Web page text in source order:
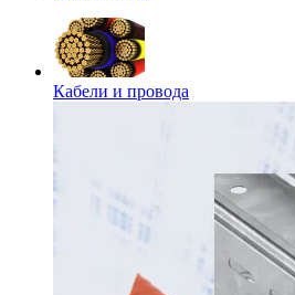
Кабели и провода